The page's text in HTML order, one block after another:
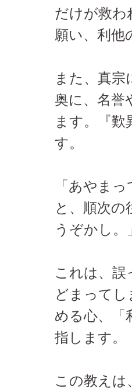
だけが救わ
願い、利他
また、真
奥に、名誉
ます。『
す。
「あやま
と、順次
うぞかし。
これは、誤
どまってし
める心、「
指します。
この教えは